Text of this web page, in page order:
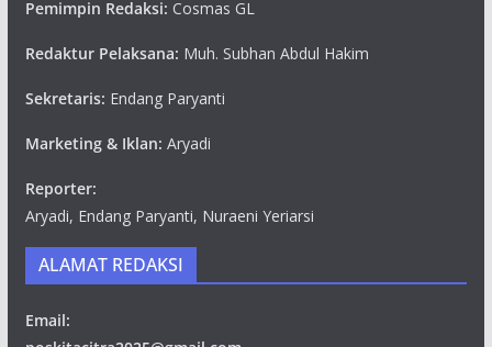
Pemimpin Redaksi: Cosmas GL
Redaktur Pelaksana: Muh. Subhan Abdul Hakim
Sekretaris: Endang Paryanti
Marketing & Iklan: Aryadi
Reporter:
Aryadi, Endang Paryanti, Nuraeni Yeriarsi
ALAMAT REDAKSI
Email: